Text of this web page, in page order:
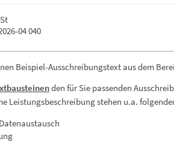
04 040
Beispiel-Ausschreibungstext aus dem
den für Sie passenden
Leistungsbeschreibung stehen u.a.